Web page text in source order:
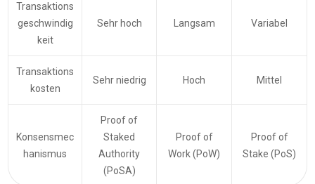
Transaktions
geschwindig
keit
Sehr hoch Langsam Variabel
Transaktions
kosten
Sehr niedrig Hoch Mittel
Konsensmec
hanismus
Proof of
Staked
Authority
(PoSA)
Proof of
Work (PoW)
Proof of
Stake (PoS)